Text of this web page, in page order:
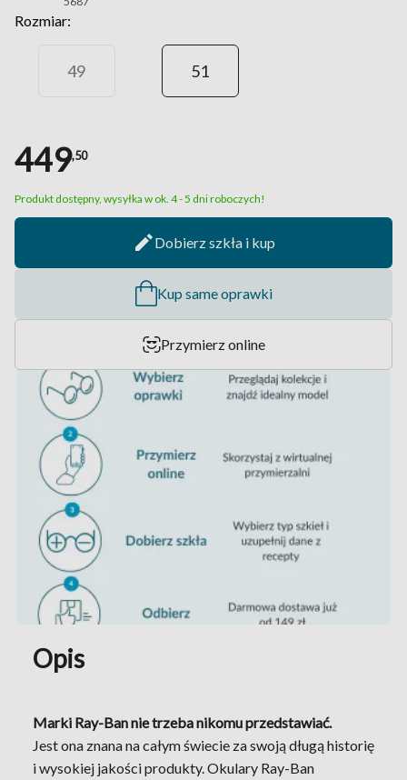
Rozmiar:
49 51
449,50
Produkt dostępny, wysyłka w ok. 4 - 5 dni roboczych!
Dobierz szkła i kup
Kup same oprawki
Przymierz online
Opis
Marki Ray-Ban nie trzeba nikomu przedstawiać.
Jest ona znana na całym świecie za swoją długą historię
i wysokiej jakości produkty. Okulary Ray-Ban